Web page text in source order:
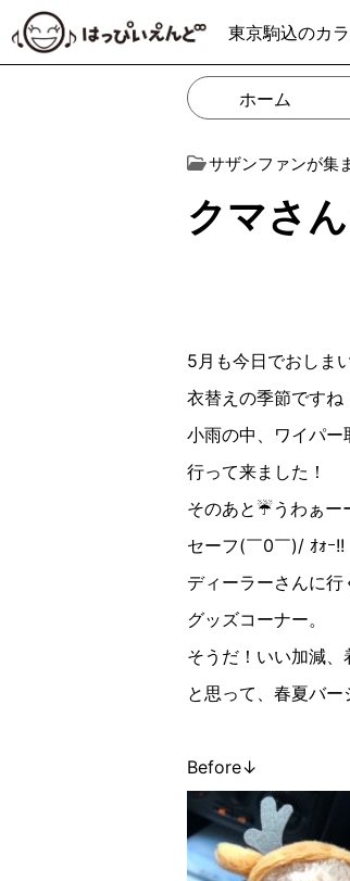
東京駒込のカ
ホーム
サザンファンが集
クマさ
5月も今日でおしまい
衣替えの季節ですね
小雨の中、ワイパ
行って来ました！
そのあと☔️うわぁー
セーフ(￣0￣)/ ｵｫｰ!!
ディーラーさんに
グッズコーナー。
そうだ！いい加減、
と思って、春夏バー
Before↓